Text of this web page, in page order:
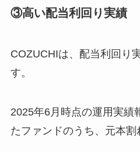
③高い配当利回り実績
COZUCHIは、配当利回り
す。
2025年6月時点の運用実績
たファンドのうち、元本割